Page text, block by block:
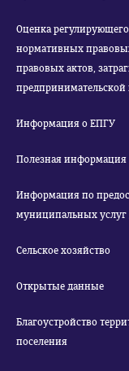
Оценка
нормативных
правовых актов,
предпринимательской
Информация о ЕПГУ
Полезная информация
Информация по
муниципальных услуг
Сельское хозяйство
Открытые данные
Благоустройство
поселения